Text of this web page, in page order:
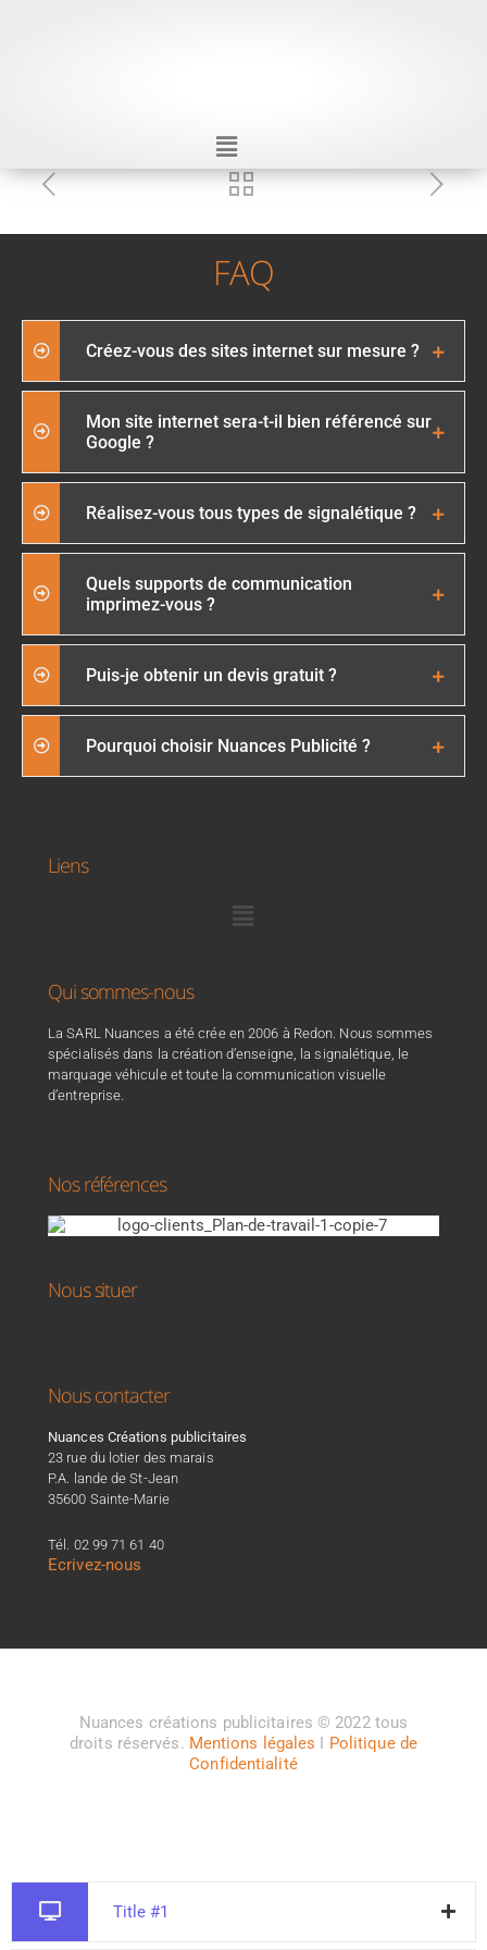
FAQ
Créez-vous des sites internet sur mesure ?
Mon site internet sera-t-il bien référencé sur
Google ?
Réalisez-vous tous types de signalétique ?
Quels supports de communication
imprimez-vous ?
Puis-je obtenir un devis gratuit ?
Pourquoi choisir Nuances Publicité ?
Liens
Qui sommes-nous
La SARL Nuances a été crée en 2006 à Redon. Nous sommes
spécialisés dans la création d’enseigne, la signalétique, le
marquage véhicule et toute la communication visuelle
d’entreprise.
Nos références
Nous situer
Nous contacter
Nuances Créations publicitaires
23 rue du lotier des marais
P.A. lande de St-Jean
35600 Sainte-Marie
Tél. 02 99 71 61 40
Ecrivez-nous
Nuances créations publicitaires © 2022 tous
droits réservés. Mentions légales I Politique de
Confidentialité
Title #1